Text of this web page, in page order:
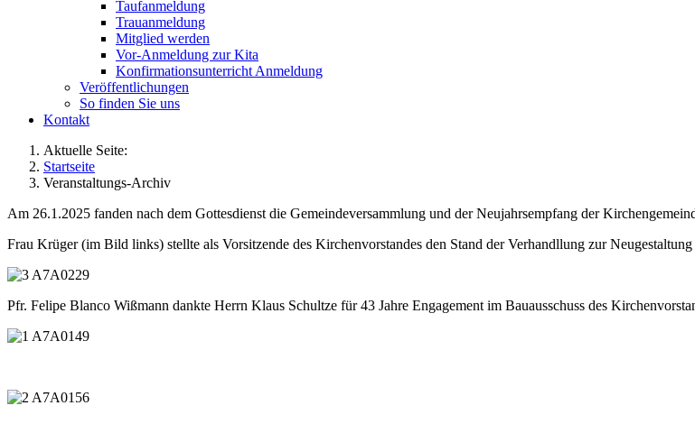
Taufanmeldung
Trauanmeldung
Mitglied werden
Vor-Anmeldung zur Kita
Konfirmationsunterricht Anmeldung
Veröffentlichungen
So finden Sie uns
Kontakt
Aktuelle Seite:
Startseite
Veranstaltungs-Archiv
Am 26.1.2025 fanden nach dem Gottesdienst die Gemeindeversammlung und der Neujahrsempfang der
Frau Krüger (im Bild links) stellte als Vorsitzende des Kirchenvorstandes den Stand der Verhandllung zur
Pfr. Felipe Blanco Wißmann dankte Herrn Klaus Schultze für 43 Jahre Engagement im Bauausschuss des